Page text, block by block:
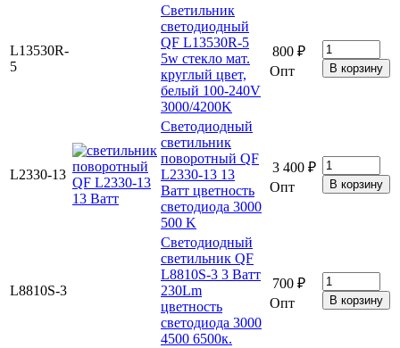
L13530R-
5
Светильник
светодиодный
QF L13530R-5
5w стекло мат.
круглый цвет,
белый 100-240V
3000/4200K
800 ₽
Опт
L2330-13
Светодиодный
светильник
поворотный QF
L2330-13 13
Ватт цветность
светодиода 3000
500 K
3 400 ₽
Опт
L8810S-3
Светодиодный
светильник QF
L8810S-3 3 Ватт
230Lm
цветность
светодиода 3000
4500 6500к.
700 ₽
Опт